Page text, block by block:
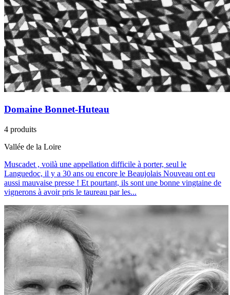
Domaine Bonnet-Huteau
4 produits
Vallée de la Loire
Muscadet , voilà une appellation difficile à porter, seul le
Languedoc, il y a 30 ans ou encore le Beaujolais Nouveau ont eu
aussi mauvaise presse ! Et pourtant, ils sont une bonne vingtaine de
vignerons à avoir pris le taureau par les...